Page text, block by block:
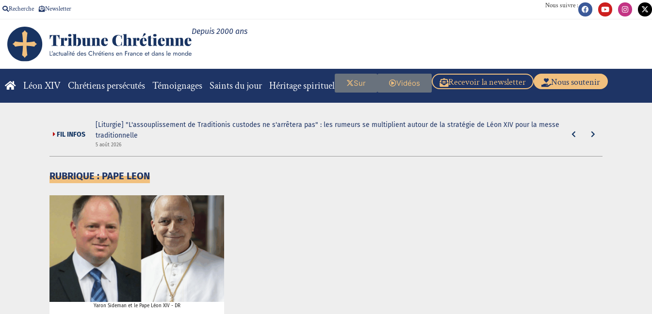
Recherche Newsletter Nous suivre :
Depuis 2000 ans
Léon XIV Chrétiens persécutés Témoignages Saints du jour Héritage spirituel Nous soutenir
Recevoir la newsletter
Vidéos
Sur
FIL INFOS
[Liturgie] "L'assouplissement de Traditionis custodes ne s'arrêtera pas" : les rumeurs se multiplient autour de la stratégie de Léon XIV pour la messe
traditionnelle
5 août 2026
RUBRIQUE : PAPE LEON
Yaron Sideman et le Pape Léon XIV - DR